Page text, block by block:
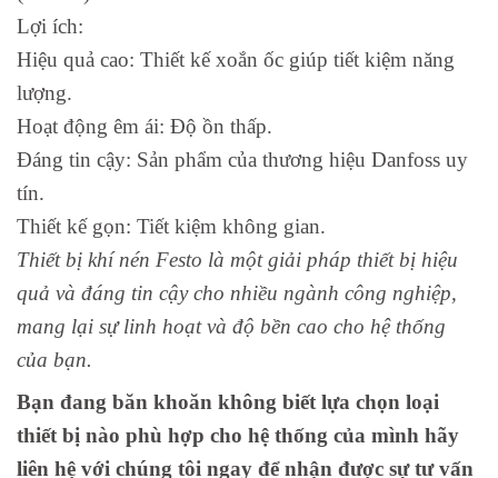
Lợi ích:
Hiệu quả cao: Thiết kế xoắn ốc giúp tiết kiệm năng
lượng.
Hoạt động êm ái: Độ ồn thấp.
Đáng tin cậy: Sản phẩm của thương hiệu Danfoss uy
tín.
Thiết kế gọn: Tiết kiệm không gian.
Thiết bị khí nén Festo là một giải pháp thiết bị hiệu
quả và đáng tin cậy cho nhiều ngành công nghiệp,
mang lại sự linh hoạt và độ bền cao cho hệ thống
của bạn.
Bạn đang băn khoăn không biết lựa chọn loại
thiết bị nào phù hợp cho hệ thống của mình hãy
liên hệ với chúng tôi ngay để nhận được sự tư vấn